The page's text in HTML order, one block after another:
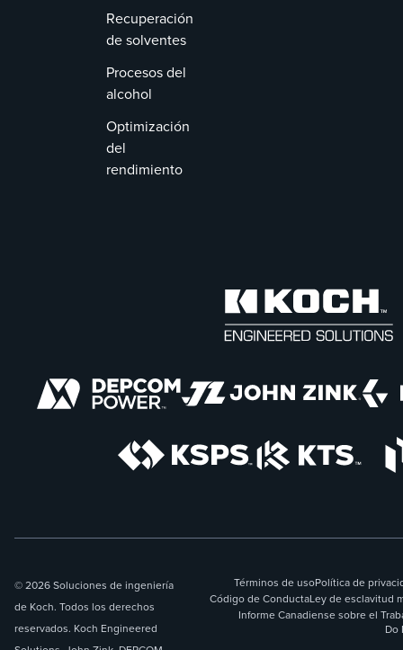
Recuperación
de solventes
Procesos del
alcohol
Optimización
del
rendimiento
© 2026 Soluciones de ingeniería
de Koch. Todos los derechos
reservados. Koch Engineered
Términos de usoPolítica de
Código de ConductaLey de esclavitud
Informe Canadiense sobre el
Do